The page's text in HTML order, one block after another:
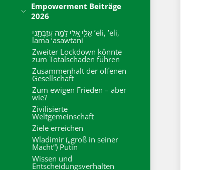
Empowerment Beiträge
2026
אֵלִ֣י אֵ֭לִי לָמָ֣ה עֲזַבְתָּ֑נִי ’eli, ’eli,
lama ‘asawtani
Zweiter Lockdown könnte
zum Totalschaden führen
Zusammenhalt der offenen
Gesellschaft
Zum ewigen Frieden – aber
wie?
Zivilisierte
Weltgemeinschaft
Ziele erreichen
Wladimir („groß in seiner
Macht“) Putin
Wissen und
Entscheidungsverhalten